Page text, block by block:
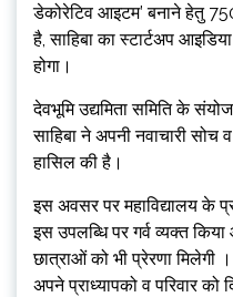
डेकोरेटिव आइटम’ बनाने हेतु
है, साहिबा का स्टार्टअप
होगा।
देवभूमि उद्यमिता समिति के
साहिबा ने अपनी नवाचारी
हासिल की है।
इस अवसर पर महाविद्यालय के
इस उपलब्धि पर गर्व व्यक्त
छात्राओं को भी प्रेरणा मिलेगी
अपने प्राध्यापको व परिवार को